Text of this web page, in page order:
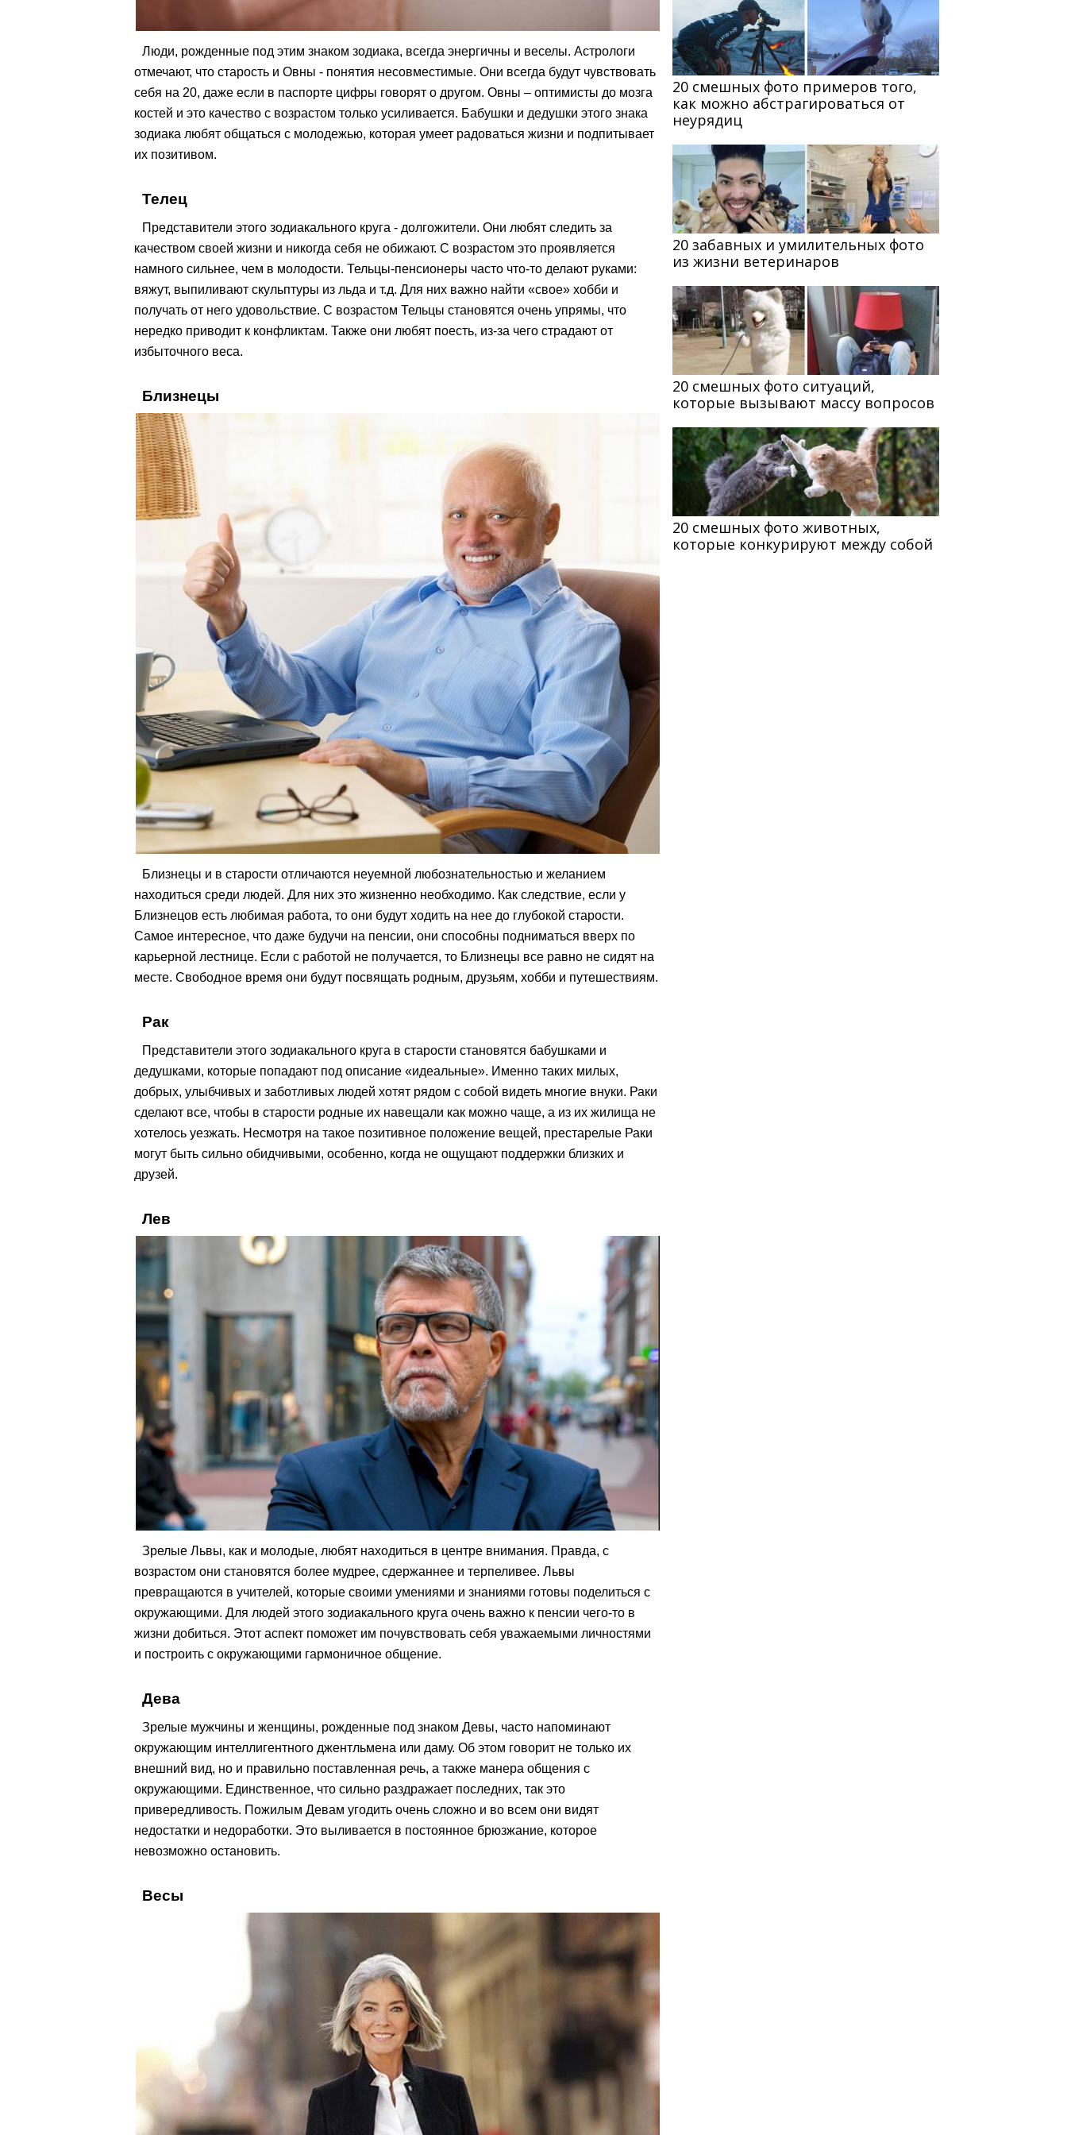
Люди, рожденные под этим знаком зодиака, всегда энергичны и веселы. Астрологи
отмечают, что старость и Овны - понятия несовместимые. Они всегда будут чувствовать
себя на 20, даже если в паспорте цифры говорят о другом. Овны – оптимисты до мозга
костей и это качество с возрастом только усиливается. Бабушки и дедушки этого знака
зодиака любят общаться с молодежью, которая умеет радоваться жизни и подпитывает
их позитивом.
Телец
Представители этого зодиакального круга - долгожители. Они любят следить за
качеством своей жизни и никогда себя не обижают. С возрастом это проявляется
намного сильнее, чем в молодости. Тельцы-пенсионеры часто что-то делают руками:
вяжут, выпиливают скульптуры из льда и т.д. Для них важно найти «свое» хобби и
получать от него удовольствие. С возрастом Тельцы становятся очень упрямы, что
нередко приводит к конфликтам. Также они любят поесть, из-за чего страдают от
избыточного веса.
Близнецы
Близнецы и в старости отличаются неуемной любознательностью и желанием
находиться среди людей. Для них это жизненно необходимо. Как следствие, если у
Близнецов есть любимая работа, то они будут ходить на нее до глубокой старости.
Самое интересное, что даже будучи на пенсии, они способны подниматься вверх по
карьерной лестнице. Если с работой не получается, то Близнецы все равно не сидят на
месте. Свободное время они будут посвящать родным, друзьям, хобби и путешествиям.
Рак
Представители этого зодиакального круга в старости становятся бабушками и
дедушками, которые попадают под описание «идеальные». Именно таких милых,
добрых, улыбчивых и заботливых людей хотят рядом с собой видеть многие внуки. Раки
сделают все, чтобы в старости родные их навещали как можно чаще, а из их жилища не
хотелось уезжать. Несмотря на такое позитивное положение вещей, престарелые Раки
могут быть сильно обидчивыми, особенно, когда не ощущают поддержки близких и
друзей.
Лев
Зрелые Львы, как и молодые, любят находиться в центре внимания. Правда, с
возрастом они становятся более мудрее, сдержаннее и терпеливее. Львы
превращаются в учителей, которые своими умениями и знаниями готовы поделиться с
окружающими. Для людей этого зодиакального круга очень важно к пенсии чего-то в
жизни добиться. Этот аспект поможет им почувствовать себя уважаемыми личностями
и построить с окружающими гармоничное общение.
Дева
Зрелые мужчины и женщины, рожденные под знаком Девы, часто напоминают
окружающим интеллигентного джентльмена или даму. Об этом говорит не только их
внешний вид, но и правильно поставленная речь, а также манера общения с
окружающими. Единственное, что сильно раздражает последних, так это
привередливость. Пожилым Девам угодить очень сложно и во всем они видят
недостатки и недоработки. Это выливается в постоянное брюзжание, которое
невозможно остановить.
Весы
20 смешных фото примеров того,
как можно абстрагироваться от
неурядиц
20 забавных и умилительных фото
из жизни ветеринаров
20 смешных фото ситуаций,
которые вызывают массу вопросов
20 смешных фото животных,
которые конкурируют между собой